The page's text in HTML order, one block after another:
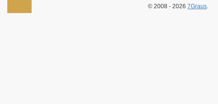
© 2008 - 2026 7Graus.